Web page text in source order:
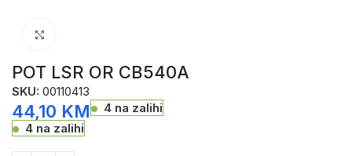
POT LSR OR CB540A
SKU:00110413
44,10 KM
4 na zalihi
4 na zalihi